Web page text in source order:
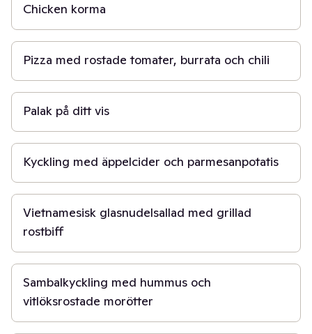
Chicken korma
2 t
Pizza med rostade tomater, burrata och chili
30 min
Palak på ditt vis
45 min
Kyckling med äppelcider och parmesanpotatis
15 min
Vietnamesisk glasnudelsallad med grillad
rostbiff
45 min
Sambalkyckling med hummus och
vitlöksrostade morötter
1 t 30 min